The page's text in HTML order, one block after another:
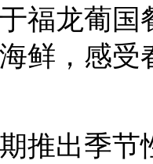
福龙葡
鲜，感受
推出季